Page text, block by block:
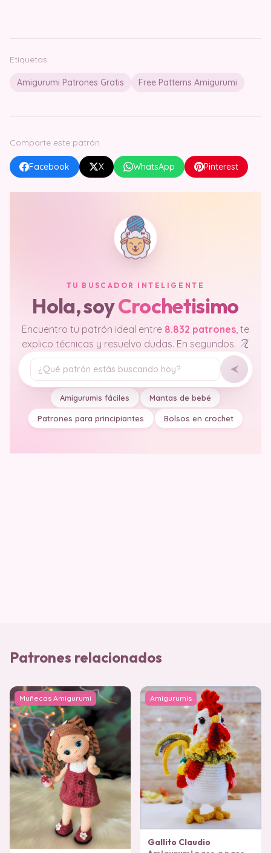
Etiquetas
Amigurumi Patrones Gratis Free Patterns Amigurumi
Comparte este patrón
Facebook X WhatsApp Pinterest
TU BUSCADOR INTELIGENTE
Hola, soyCrochetisimo
Encuentro tu patrón ideal entre 8.832 patrones, te
explico técnicas y resuelvo dudas. En segundos.
Tu pregunta
Amigurumis fáciles Mantas de bebé
Patrones para principiantes Bolsos en crochet
Patrones relacionados
Muñecas Amigurumi Amigurumis
Gallito Claudio